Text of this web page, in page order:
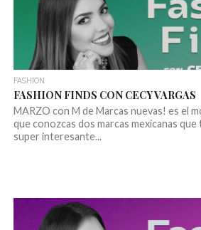
FASHION
FASHION FINDS CON CECY VARGAS
MARZO con M de Marcas nuevas! es el
que conozcas dos marcas mexicanas
super interesante...